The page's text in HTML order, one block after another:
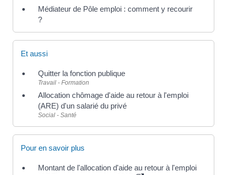
Médiateur de Pôle emploi : comment y recourir
?
Et aussi
Quitter la fonction publique
Travail - Formation
Allocation chômage d'aide au retour à l'emploi
(ARE) d'un salarié du privé
Social - Santé
Pour en savoir plus
Montant de l'allocation d'aide au retour à l'emploi